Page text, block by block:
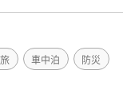
車中泊 防災